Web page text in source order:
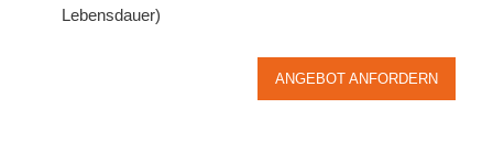
Lebensdauer)
ANGEBOT ANFORDERN